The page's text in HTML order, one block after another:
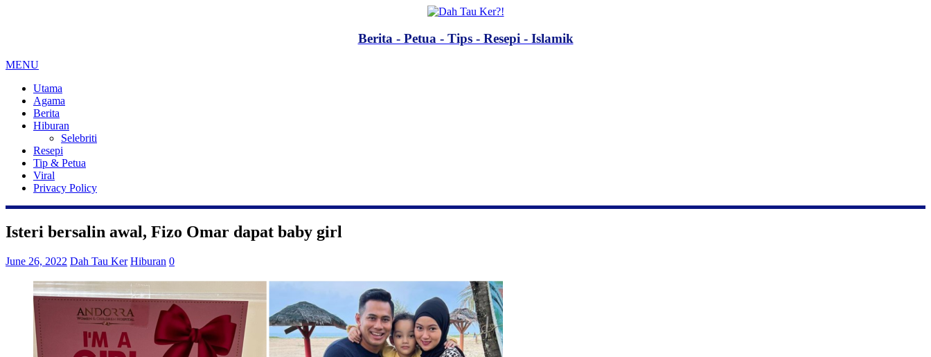
Berita - Petua - Tips - Resepi - Islamik
MENU
Utama
Agama
Berita
Hiburan
Selebriti
Resepi
Tip & Petua
Viral
Privacy Policy
Isteri bersalin awal, Fizo Omar dapat baby girl
June 26, 2022 Dah Tau Ker Hiburan 0